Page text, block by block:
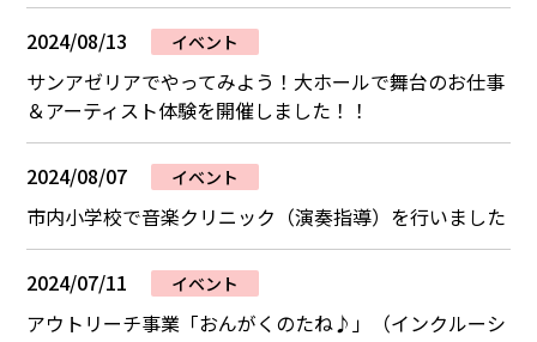
2024/08/13 イベント
サンアゼリアでやってみよう！大ホールで舞台のお仕事
＆アーティスト体験を開催しました！！
2024/08/07 イベント
市内小学校で音楽クリニック（演奏指導）を行いました
2024/07/11 イベント
アウトリーチ事業「おんがくのたね♪」（インクルーシ